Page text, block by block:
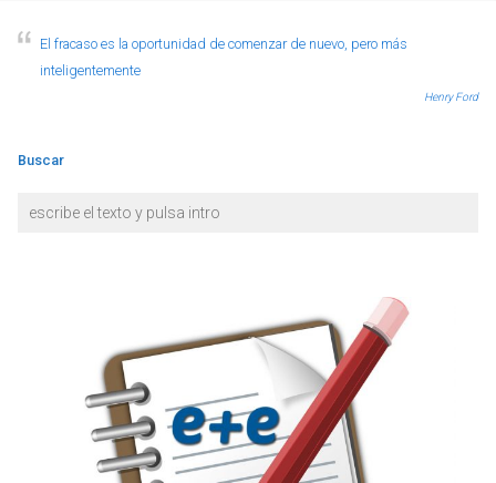
El fracaso es la oportunidad de comenzar de nuevo, pero más
inteligentemente
Henry Ford
Buscar